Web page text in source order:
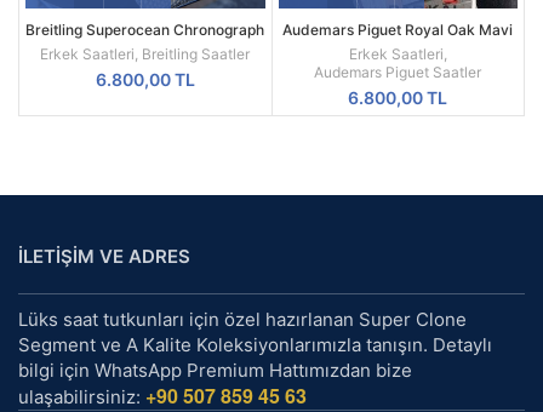
Breitling Superocean Chronograph
Mavi Besel Kadran Replika Erkek
Kol Saati
Erkek Saatleri, Breitling Saatler
6.800,00TL
Audemars Piguet Royal Oak Mavi
Kadran 41mm Replika Erkek Kol
Saati
Erkek Saatleri,
Audemars Piguet Saatler
6.800,00TL
İLETİŞİM VE ADRES
Lüks saat tutkunları için özel hazırlanan Super Clone
Segment ve A Kalite Koleksiyonlarımızla tanışın. Detaylı
bilgi için WhatsApp Premium Hattımızdan bize
ulaşabilirsiniz: +90 507 859 45 63